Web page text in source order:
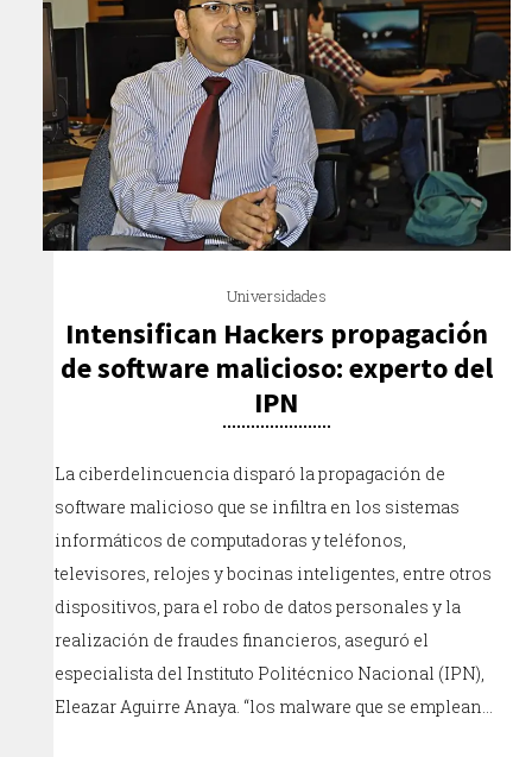
Universidades
Intensifican Hackers propagación
de software malicioso: experto del
IPN
La ciberdelincuencia disparó la propagación de
software malicioso que se infiltra en los sistemas
informáticos de computadoras y teléfonos,
televisores, relojes y bocinas inteligentes, entre otros
dispositivos, para el robo de datos personales y la
realización de fraudes financieros, aseguró el
especialista del Instituto Politécnico Nacional (IPN),
Eleazar Aguirre Anaya. “los malware que se emplean…